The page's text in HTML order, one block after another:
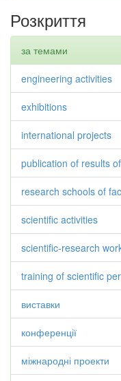
Розкриття
за темами
engineering activities
exhibitions
international projects
publication of results
research schools of
scientific activities
scientific-research
training of scientific
виставки
конференції
міжнародні проекти